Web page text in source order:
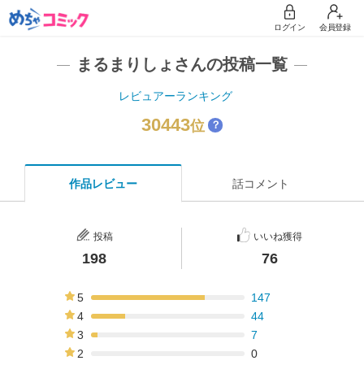
ログイン 会員登録
まるまりしょさんの投稿一覧
レビュアーランキング
30443位 ？
作品レビュー 話コメント
投稿
198
いいね獲得
76
5
147
4
44
3
7
2
0